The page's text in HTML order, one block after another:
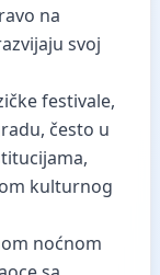
na
svoj
festivale,
često u
kulturnog
noćnom